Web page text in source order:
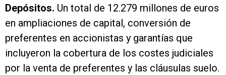
Depósitos. Un total de 12.279 millones de euros
en ampliaciones de capital, conversión de
preferentes en accionistas y garantías que
incluyeron la cobertura de los costes judiciales
por la venta de preferentes y las cláusulas suelo.